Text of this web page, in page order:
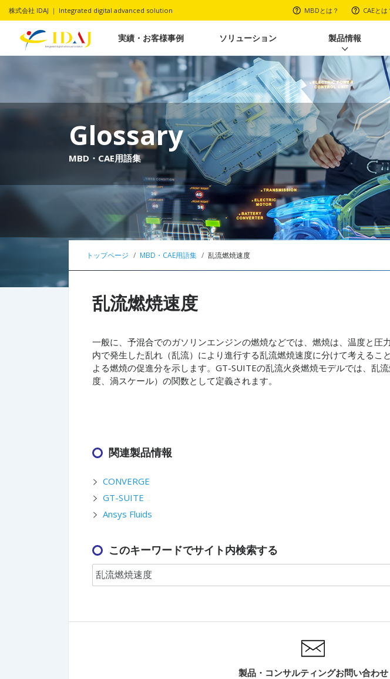
株式会社 IDAJ ｜ Integrated digital advanced solution MBDとは？ CAEとは
実績・お客様事例 ソリューション 製品情報
Glossary
MBD・CAE用語集
トップページ MBD・CAE用語集 乱流燃焼速度
乱流燃焼速度
一般に、予混合でのガソリンエンジンの燃焼などでは、燃焼は、温度と圧
内で発生した乱れ（乱流）により進行する乱流燃焼速度に分けて考えるこ
よる燃焼の促進分を示します。GT-SUITEの乱流火炎燃焼モデルでは、乱
度、渦スケール）の関数として定義されます。
関連製品情報
CONVERGE
GT-SUITE
Ansys Fluids
このキーワードでサイト内検索する
製品・コンサルティングお問い合わせ